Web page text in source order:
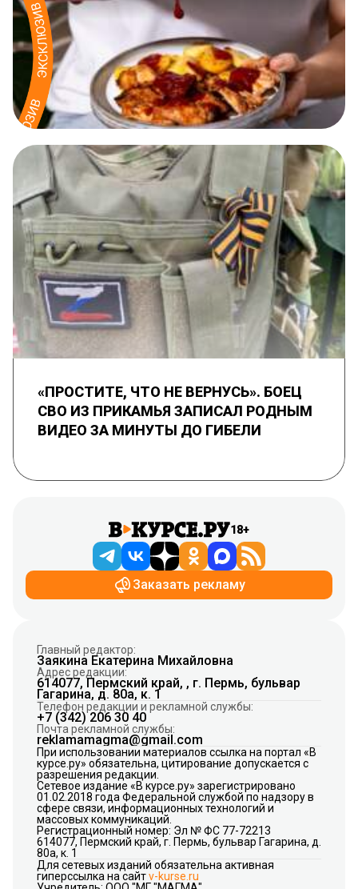
«ПРОСТИТЕ, ЧТО НЕ ВЕРНУСЬ». БОЕЦ
СВО ИЗ ПРИКАМЬЯ ЗАПИСАЛ РОДНЫМ
ВИДЕО ЗА МИНУТЫ ДО ГИБЕЛИ
18+
Заказать рекламу
Главный редактор:
Заякина Екатерина Михайловна
Адрес редакции:
614077, Пермский край, , г. Пермь, бульвар
Гагарина, д. 80а, к. 1
Телефон редакции и рекламной службы:
+7 (342) 206 30 40
Почта рекламной службы:
reklamamagma@gmail.com
При использовании материалов ссылка на портал «В
курсе.ру» обязательна, цитирование допускается с
разрешения редакции.
Сетевое издание «В курсе.ру» зарегистрировано
01.02.2018 года Федеральной службой по надзору в
сфере связи, информационных технологий и
массовых коммуникаций.
Регистрационный номер: Эл № ФС 77-72213
614077, Пермский край, г. Пермь, бульвар Гагарина, д.
80а, к. 1
Для сетевых изданий обязательна активная
гиперссылка на сайтv-kurse.ru